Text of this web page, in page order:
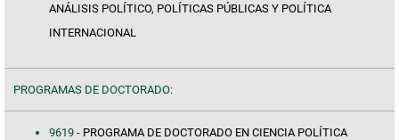
ANÁLISIS POLÍTICO, POLÍTICAS PÚBLICAS Y POLÍTICA
INTERNACIONAL
PROGRAMAS DE DOCTORADO:
9619 - PROGRAMA DE DOCTORADO EN CIENCIA POLÍTICA